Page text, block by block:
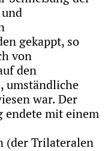
gekappt, so
von
den
umständliche
war. Der
endete mit einem
(der Trilateralen